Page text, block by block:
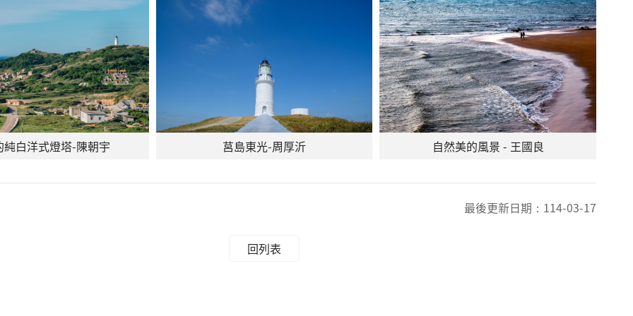
純白洋式燈塔-陳朝宇 莒島東光-周厚沂 自然美的風景 - 王國良
最後更新日期： 114-03-17
回列表